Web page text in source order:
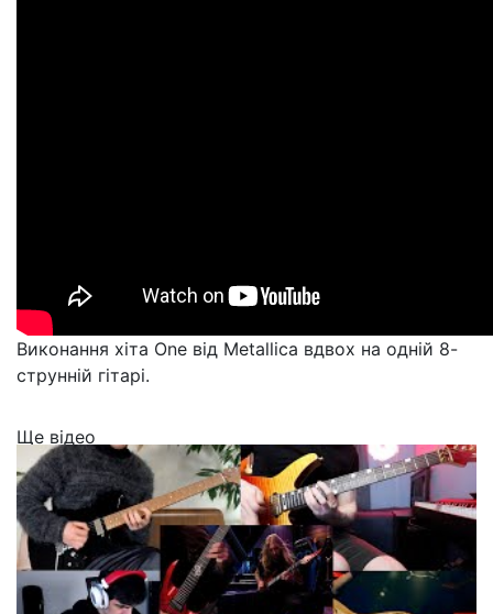
Виконання хіта One від Metallica вдвох на одній 8-
струнній гітарі.
Ще відео